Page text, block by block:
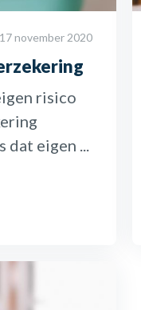
17 november 2020
risico
dat eigen ...